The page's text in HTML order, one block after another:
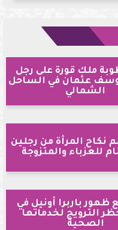
ملك قورة على رجل
عثمان في الساحل
الشمالي
نكاح المرأة من رجلين
للعزباء والمتزوجة
ظهور باربرا أونيل في
الترويج لخدماتها
الصحية